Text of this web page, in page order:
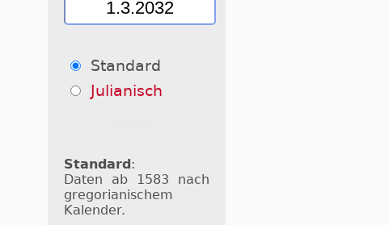
Standard
Julianisch
Standard:
Daten ab 1583 nach
gregorianischem
Kalender.